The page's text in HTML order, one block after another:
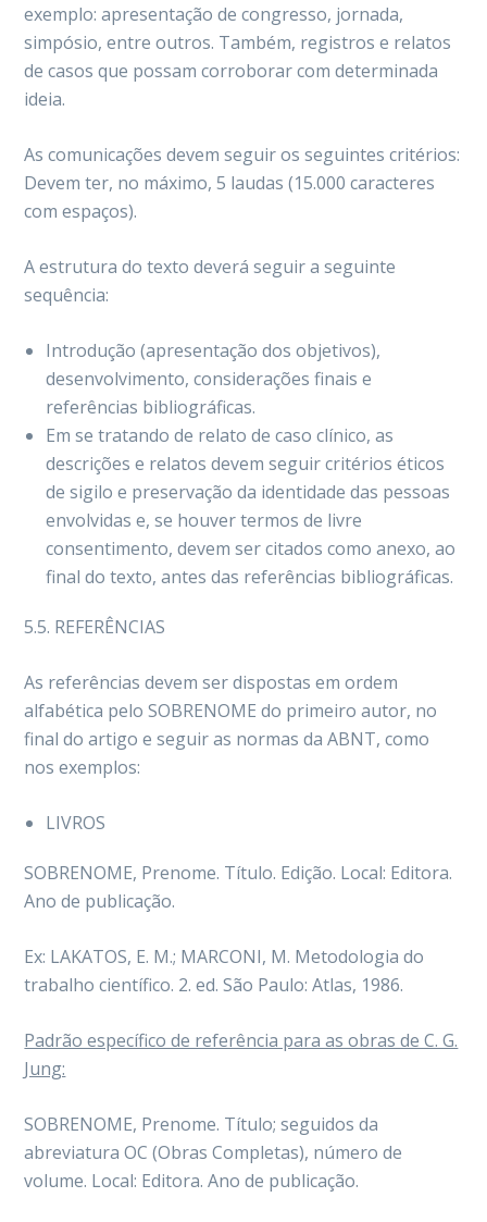
exemplo: apresentação de congresso, jornada,
simpósio, entre outros. Também, registros e relatos
de casos que possam corroborar com determinada
ideia.
As comunicações devem seguir os seguintes critérios:
Devem ter, no máximo, 5 laudas (15.000 caracteres
com espaços).
A estrutura do texto deverá seguir a seguinte
sequência:
Introdução (apresentação dos objetivos),
desenvolvimento, considerações finais e
referências bibliográficas.
Em se tratando de relato de caso clínico, as
descrições e relatos devem seguir critérios éticos
de sigilo e preservação da identidade das pessoas
envolvidas e, se houver termos de livre
consentimento, devem ser citados como anexo, ao
final do texto, antes das referências bibliográficas.
5.5. REFERÊNCIAS
As referências devem ser dispostas em ordem
alfabética pelo SOBRENOME do primeiro autor, no
final do artigo e seguir as normas da ABNT, como
nos exemplos:
LIVROS
SOBRENOME, Prenome. Título. Edição. Local: Editora.
Ano de publicação.
Ex: LAKATOS, E. M.; MARCONI, M. Metodologia do
trabalho científico. 2. ed. São Paulo: Atlas, 1986.
Padrão específico de referência para as obras de C. G.
Jung:
SOBRENOME, Prenome. Título; seguidos da
abreviatura OC (Obras Completas), número de
volume. Local: Editora. Ano de publicação.